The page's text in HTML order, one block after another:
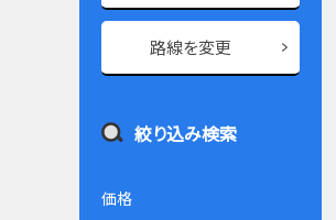
路線を変更
絞り込み検索
価格